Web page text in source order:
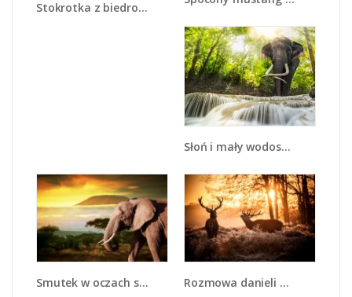
Stokrotka z biedroneczką - Z015
Słoń i mały wodospad - Z305
Smutek w oczach słonia - Z275 Rozmowa danieli w lesie - Z225